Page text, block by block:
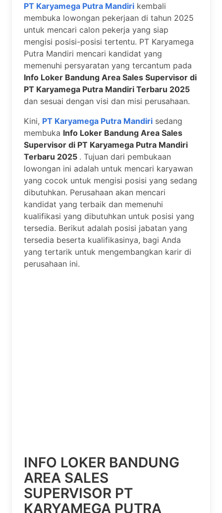
PT Karyamega Putra Mandiri kembali
membuka lowongan pekerjaan di tahun 2025
untuk mencari calon pekerja yang siap
mengisi posisi-posisi tertentu. PT Karyamega
Putra Mandiri mencari kandidat yang
memenuhi persyaratan yang tercantum pada
Info Loker Bandung Area Sales Supervisor di
PT Karyamega Putra Mandiri Terbaru 2025
dan sesuai dengan visi dan misi perusahaan.
Kini, PT Karyamega Putra Mandiri sedang
membuka Info Loker Bandung Area Sales
Supervisor di PT Karyamega Putra Mandiri
Terbaru 2025 . Tujuan dari pembukaan
lowongan ini adalah untuk mencari karyawan
yang cocok untuk mengisi posisi yang sedang
dibutuhkan. Perusahaan akan mencari
kandidat yang terbaik dan memenuhi
kualifikasi yang dibutuhkan untuk posisi yang
tersedia. Berikut adalah posisi jabatan yang
tersedia beserta kualifikasinya, bagi Anda
yang tertarik untuk mengembangkan karir di
perusahaan ini.
INFO LOKER BANDUNG
AREA SALES
SUPERVISOR PT
KARYAMEGA PUTRA